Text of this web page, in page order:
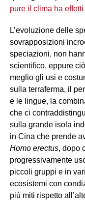
pure il clima ha
L’evoluzione delle
sovrapposizioni
speciazioni, non
scientifico, eppure
meglio gli usi e
sulla terraferma, il
e le lingue, la
che ci
sulla grande isola
in Cina che prende
Homo erectus, dopo
progressivamente
piccoli gruppi e in
ecosistemi con
più miti rispetto